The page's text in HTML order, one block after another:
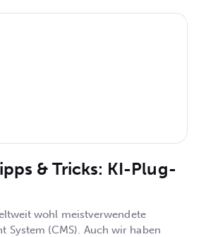
& Tricks: KI-Plug-
wohl meistverwendete
System (CMS). Auch wir haben